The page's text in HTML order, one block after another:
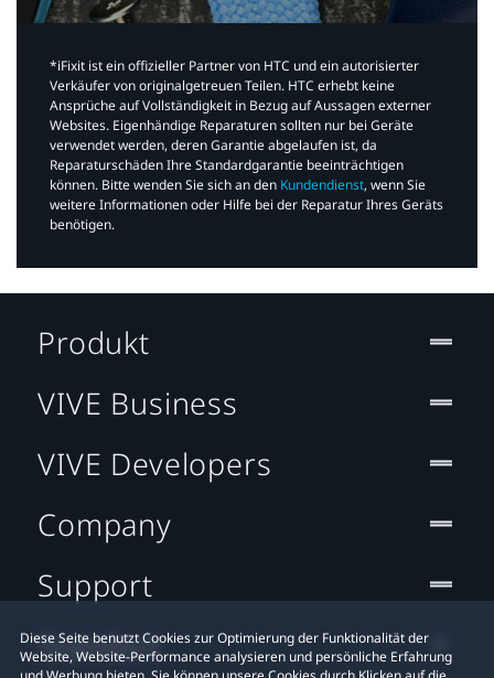
*iFixit ist ein offizieller Partner von HTC und ein autorisierter
Verkäufer von originalgetreuen Teilen. HTC erhebt keine
Ansprüche auf Vollständigkeit in Bezug auf Aussagen externer
Websites. Eigenhändige Reparaturen sollten nur bei Geräte
verwendet werden, deren Garantie abgelaufen ist, da
Reparaturschäden Ihre Standardgarantie beeinträchtigen
können. Bitte wenden Sie sich an den Kundendienst, wenn Sie
weitere Informationen oder Hilfe bei der Reparatur Ihres Geräts
benötigen.​
Diese Seite benutzt Cookies zur Optimierung der Funktionalität der
Website, Website-Performance analysieren und persönliche Erfahrung
Produkt
VIVE Business
VIVE Developers
Company
Support
Standort